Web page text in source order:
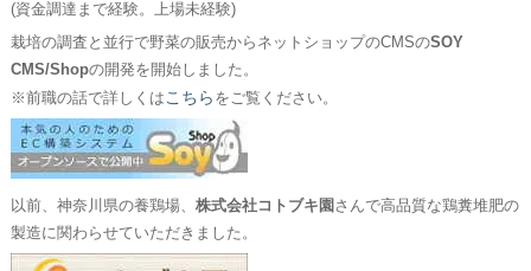
(資金調達まで経験。上場未経験)
栽培の調査と並行で野菜の販売からネットショップのCMSのSOY
CMS/Shopの開発を開始しました。
※前職の話で詳しくは こちら をご覧ください。
以前、神奈川県の養鶏場、 株式会社コトブキ園 さんで高品質な鶏糞堆肥の
製造に関わらせていただきました。